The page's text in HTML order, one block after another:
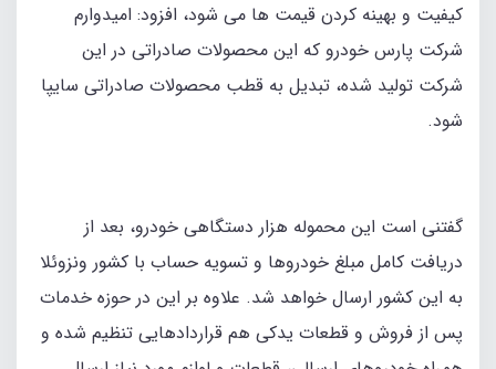
کیفیت و بهینه کردن قیمت ها می شود، افزود: امیدوارم
شرکت پارس خودرو که این محصولات صادراتی در این
شرکت تولید شده، تبدیل به قطب محصولات صادراتی سایپا
شود.
گفتنی است این محموله هزار دستگاهی خودرو، بعد از
دریافت کامل مبلغ خودروها و تسویه حساب با کشور ونزوئلا
به این کشور ارسال خواهد شد. علاوه بر این در حوزه خدمات
پس از فروش و قطعات یدکی هم قراردادهایی تنظیم شده و